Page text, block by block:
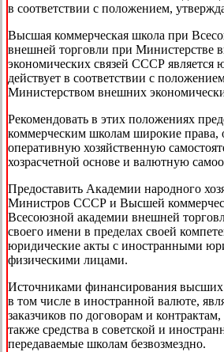
в соответствии с положением,
Высшая коммерческая школа при
внешней торговли при Министерстве
экономических связей СССР является
действует в соответствии с
Министерством внешних
Рекомендовать в этих положениях
коммерческим школам широкие права,
оперативную хозяйственную
хозрасчетной основе и валютную
Предоставить Академии народного
Министров СССР и Высшей
Всесоюзной академии внешней
своего имени в пределах своей
юридические акты с иностранными
физическими лицами.
Источниками финансирования
в том числе в иностранной валюте,
заказчиков по договорам и
также средства в советской и
передаваемые школам безвозмездно.